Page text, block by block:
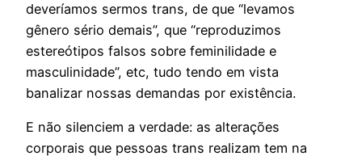
deveríamos sermos trans, de que “levamos
gênero sério demais”, que “reproduzimos
estereótipos falsos sobre feminilidade e
masculinidade”, etc, tudo tendo em vista
banalizar nossas demandas por existência.
E não silenciem a verdade: as alterações
corporais que pessoas trans realizam tem na